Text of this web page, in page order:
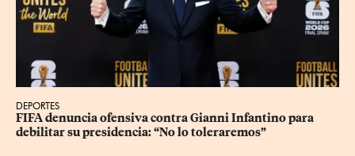
DEPORTES
FIFA denuncia ofensiva contra Gianni Infantino para
debilitar su presidencia: “No lo toleraremos”